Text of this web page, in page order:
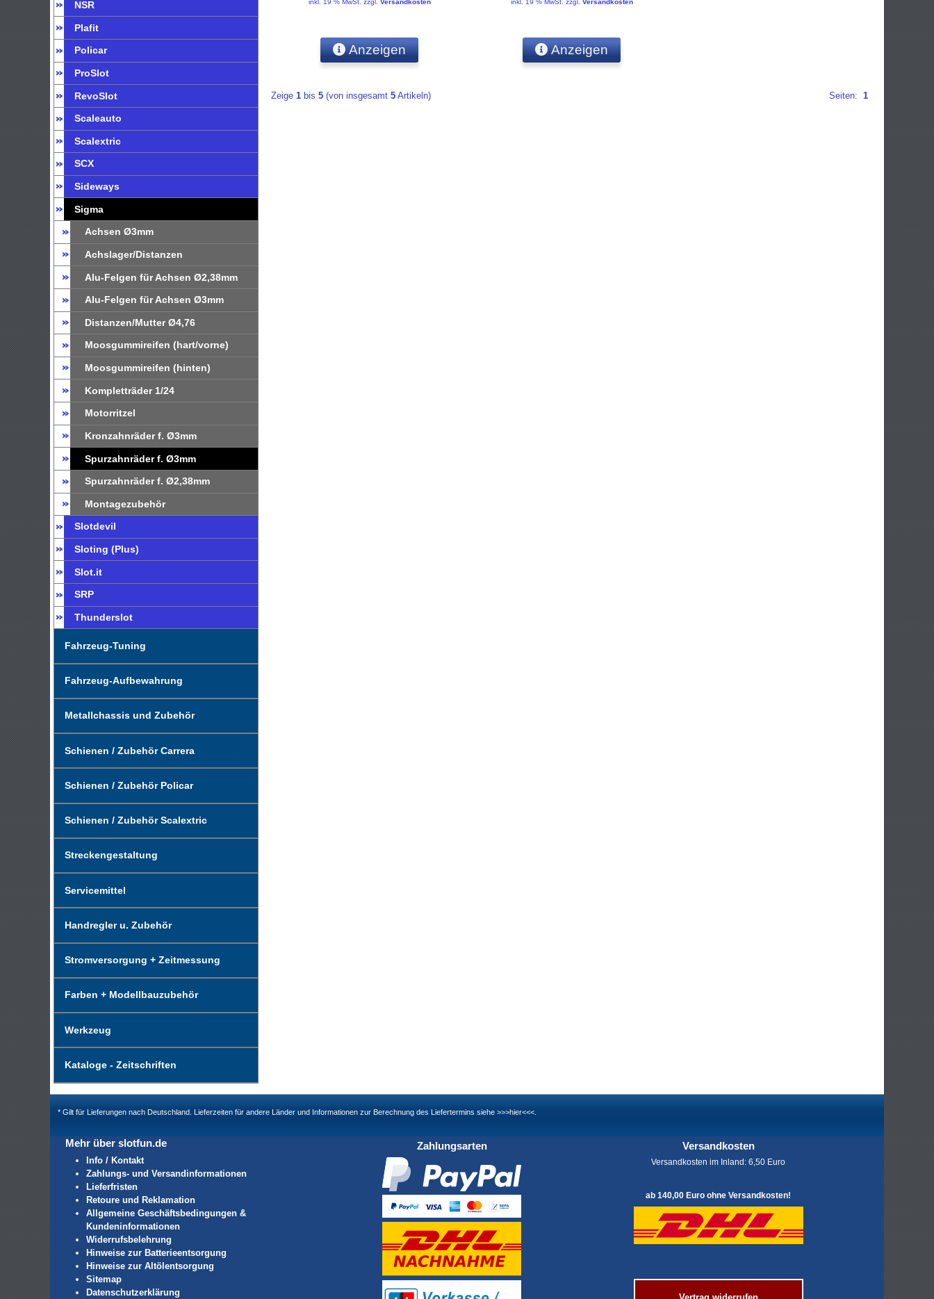
NSR
Plafit
Policar
ProSlot
RevoSlot
Scaleauto
Scalextric
SCX
Sideways
Sigma
Achsen Ø3mm
Achslager/Distanzen
Alu-Felgen für Achsen Ø2,38mm
Alu-Felgen für Achsen Ø3mm
Distanzen/Mutter Ø4,76
Moosgummireifen (hart/vorne)
Moosgummireifen (hinten)
Kompletträder 1/24
Motorritzel
Kronzahnräder f. Ø3mm
Spurzahnräder f. Ø3mm
Spurzahnräder f. Ø2,38mm
Montagezubehör
Slotdevil
Sloting (Plus)
Slot.it
SRP
Thunderslot
Fahrzeug-Tuning
Fahrzeug-Aufbewahrung
Metallchassis und Zubehör
Schienen / Zubehör Carrera
Schienen / Zubehör Policar
Schienen / Zubehör Scalextric
Streckengestaltung
Servicemittel
Handregler u. Zubehör
Stromversorgung + Zeitmessung
Farben + Modellbauzubehör
Werkzeug
Kataloge - Zeitschriften
inkl. 19 % MwSt. zzgl. Versandkosten
Anzeigen
inkl. 19 % MwSt. zzgl. Versandkosten
Anzeigen
Zeige 1 bis5 (von insgesamt5 Artikeln) Seiten: 1
* Gilt für Lieferungen nach Deutschland. Lieferzeiten für andere Länder und Informationen zur Berechnung des Liefertermins siehe >>>hier<<<.
Mehr über slotfun.de
Info / Kontakt
Zahlungs- und Versandinformationen
Lieferfristen
Retoure und Reklamation
Allgemeine Geschäftsbedingungen &
Kundeninformationen
Widerrufsbelehrung
Hinweise zur Batterieentsorgung
Hinweise zur Altölentsorgung
Sitemap
Datenschutzerklärung
Zahlungsarten Versandkosten
Versandkosten im Inland: 6,50 Euro
ab 140,00 Euro ohne Versandkosten!